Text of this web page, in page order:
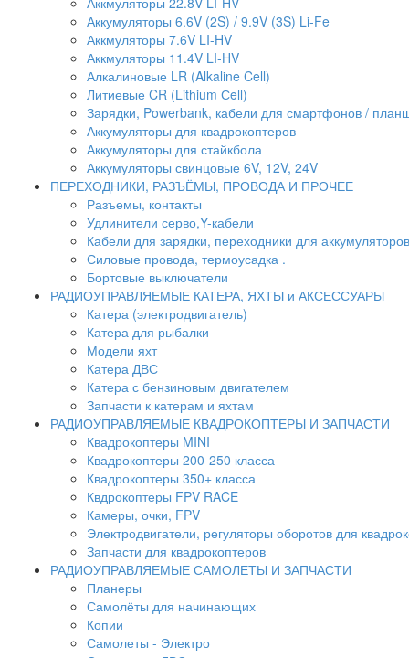
Аккумуляторы 6.6V (2S) / 9.9V (3S) Li-Fe
Аккмуляторы 7.6V LI-HV
Аккмуляторы 11.4V LI-HV
Алкалиновые LR (Alkaline Cell)
Литиевые CR (Lithium Сell)
Зарядки, Powerbank, кабели для смартфонов /
Аккумуляторы для квадрокоптеров
Аккумуляторы для стайкбола
Аккумуляторы свинцовые 6V, 12V, 24V
ПЕРЕХОДНИКИ, РАЗЪЁМЫ, ПРОВОДА И ПРОЧЕЕ
Разъемы, контакты
Удлинители серво,Y-кабели
Кабели для зарядки, переходники для аккумуляторов
Силовые провода, термоусадка .
Бортовые выключатели
РАДИОУПРАВЛЯЕМЫЕ КАТЕРА, ЯХТЫ и АКСЕССУАРЫ
Катера (электродвигатель)
Катера для рыбалки
Модели яхт
Катера ДВС
Катера с бензиновым двигателем
Запчасти к катерам и яхтам
РАДИОУПРАВЛЯЕМЫЕ КВАДРОКОПТЕРЫ И ЗАПЧАСТИ
Квадрокоптеры MINI
Квадрокоптеры 200-250 класса
Квадрокоптеры 350+ класса
Квдрокоптеры FPV RACE
Камеры, очки, FPV
Электродвигатели, регуляторы оборотов для
Запчасти для квадрокоптеров
РАДИОУПРАВЛЯЕМЫЕ САМОЛЕТЫ И ЗАПЧАСТИ
Планеры
Самолёты для начинающих
Копии
Самолеты - Электро